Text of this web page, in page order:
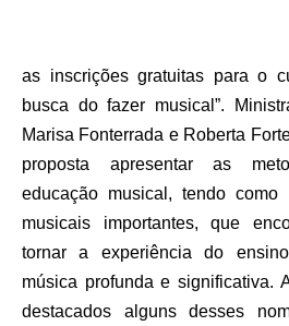
as inscrições gratuitas para o
busca do fazer musical”.
Marisa Fonterrada e Roberta
proposta apresentar as
educação musical, tendo como
musicais importantes, que
tornar a experiência do
música profunda e significativa.
destacados alguns desses